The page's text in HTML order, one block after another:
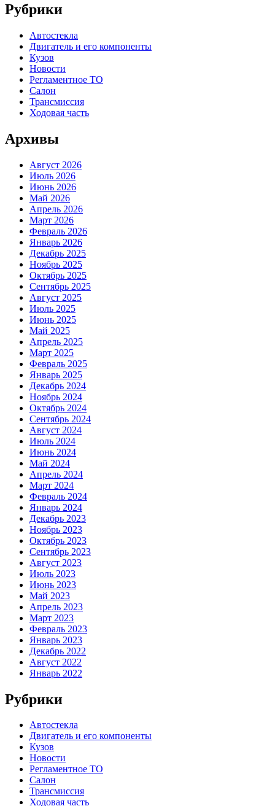
Рубрики
Автостекла
Двигатель и его компоненты
Кузов
Новости
Регламентное ТО
Салон
Трансмиссия
Ходовая часть
Архивы
Август 2026
Июль 2026
Июнь 2026
Май 2026
Апрель 2026
Март 2026
Февраль 2026
Январь 2026
Декабрь 2025
Ноябрь 2025
Октябрь 2025
Сентябрь 2025
Август 2025
Июль 2025
Июнь 2025
Май 2025
Апрель 2025
Март 2025
Февраль 2025
Январь 2025
Декабрь 2024
Ноябрь 2024
Октябрь 2024
Сентябрь 2024
Август 2024
Июль 2024
Июнь 2024
Май 2024
Апрель 2024
Март 2024
Февраль 2024
Январь 2024
Декабрь 2023
Ноябрь 2023
Октябрь 2023
Сентябрь 2023
Август 2023
Июль 2023
Июнь 2023
Май 2023
Апрель 2023
Март 2023
Февраль 2023
Январь 2023
Декабрь 2022
Август 2022
Январь 2022
Рубрики
Автостекла
Двигатель и его компоненты
Кузов
Новости
Регламентное ТО
Салон
Трансмиссия
Ходовая часть